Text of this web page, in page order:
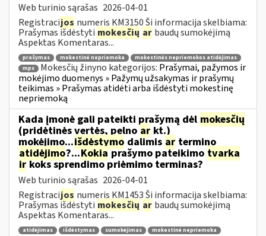
Web turinio sąrašas 2026-04-01
Registracijos numeris KM3150 Ši informacija skelbiama:
Prašymas išdėstyti mokesčių ar baudų sumokėjimą
Aspektas Komentaras...
prašymas mokestinė nepriemoka
mokestinės nepriemokos atidėjimas
mps
Mokesčių žinyno kategorijos: Prašymai, pažymos ir
mokėjimo duomenys » Pažymų užsakymas ir prašymų
teikimas » Prašymas atidėti arba išdėstyti mokestinę
nepriemoką
Kada įmonė gali pateikti prašymą dėl mokesčių
(pridėtinės vertės, pelno ar kt.)
mokėjimo...išdėstymo dalimis ar termino
atidėjimo?...Kokiaprašymo pateikimo tvarka
irkoks sprendimo priėmimo terminas?
Web turinio sąrašas 2026-04-01
Registracijos numeris KM1453 Ši informacija skelbiama:
Prašymas išdėstyti mokesčių ar baudų sumokėjimą
Aspektas Komentaras...
atidėjimas išdėstymas sumokėjimas
mokestinė nepriemoka